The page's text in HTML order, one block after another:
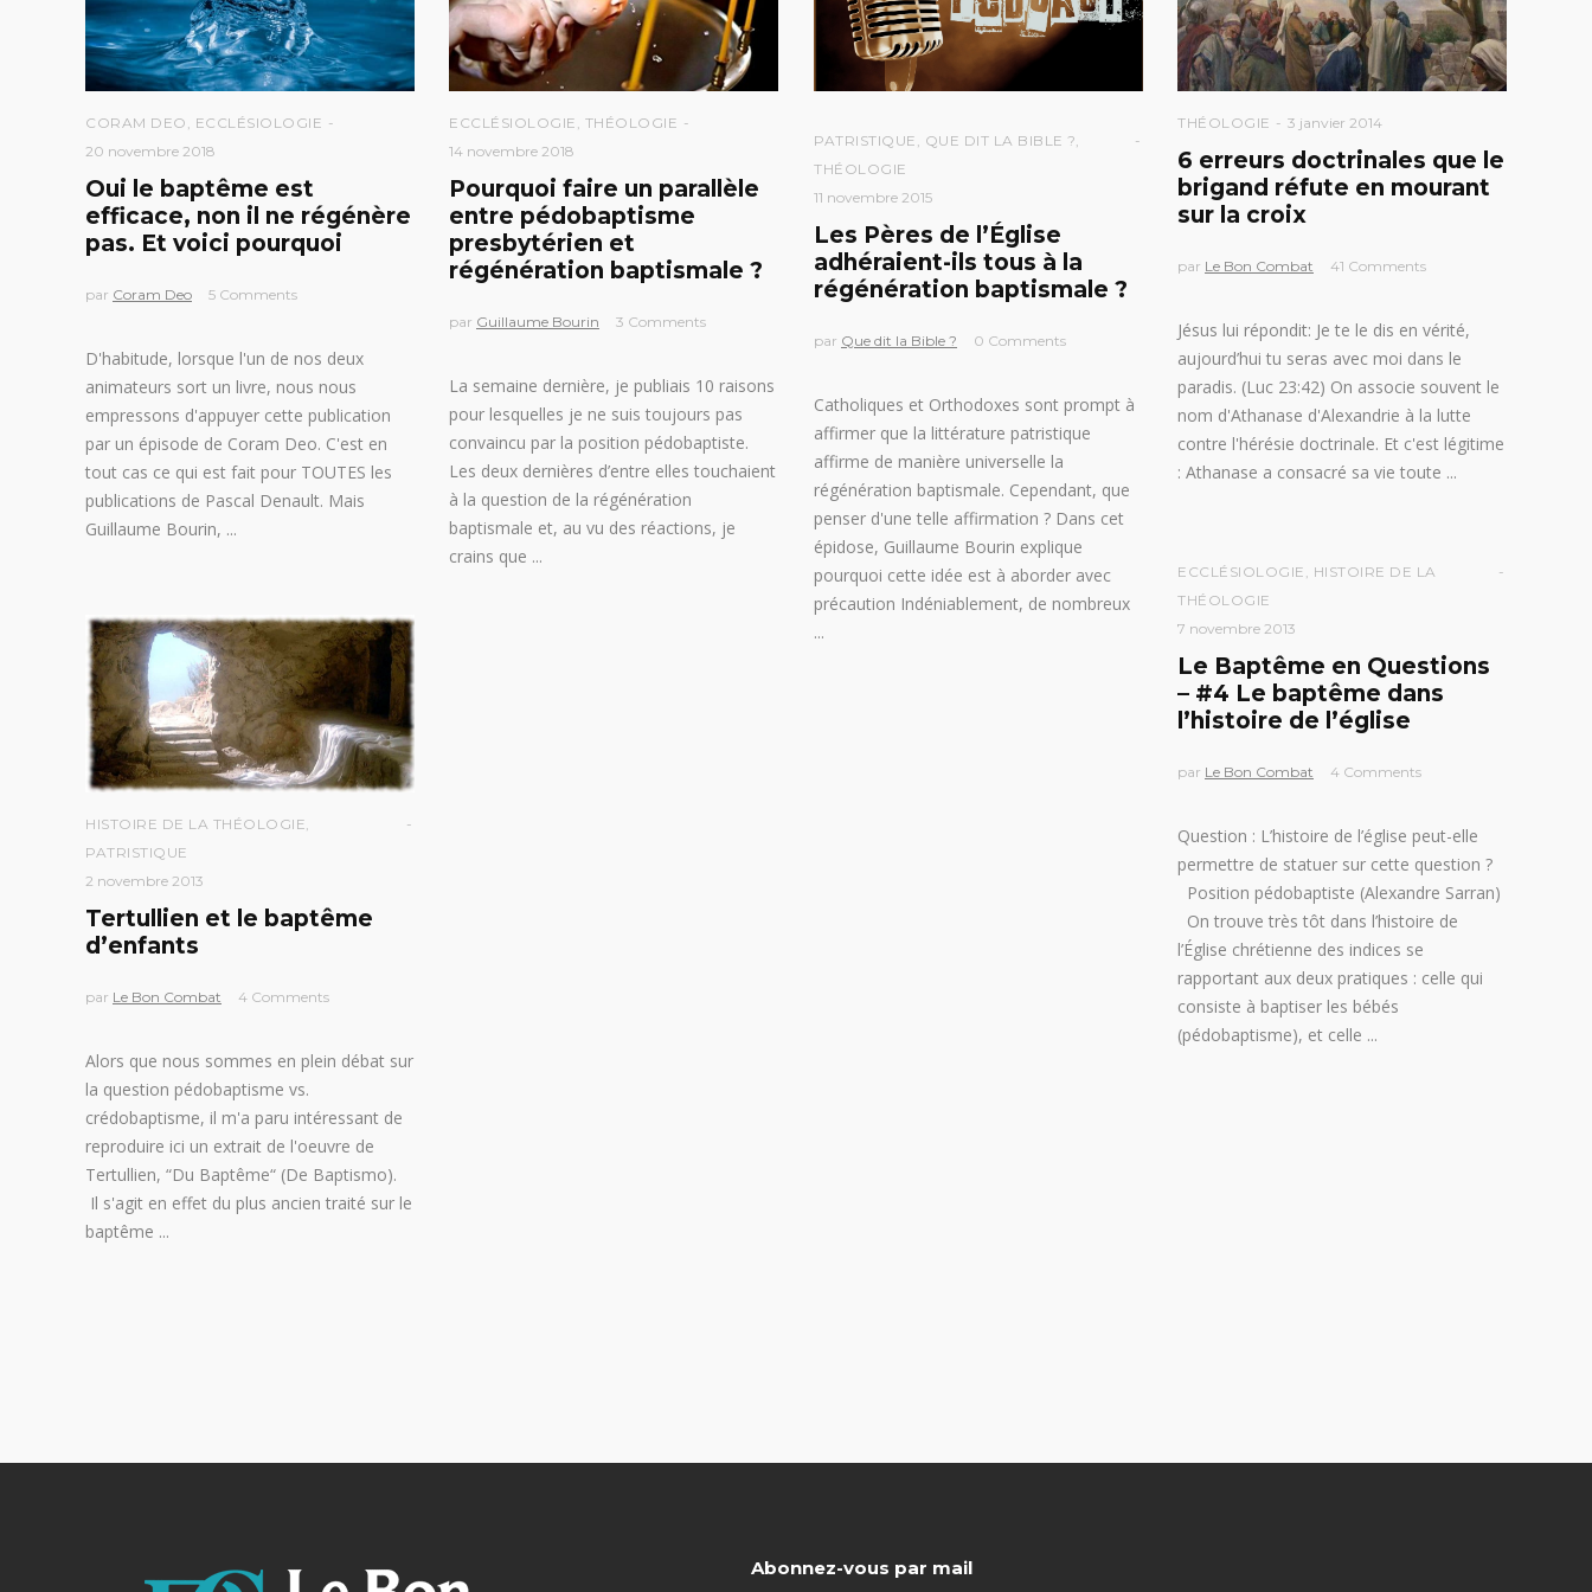
CORAM DEO , ECCLÉSIOLOGIE
20 novembre 2018
Oui le baptême est
efficace, non il ne régénère
pas. Et voici pourquoi
par Coram Deo 5 Comments
D'habitude, lorsque l'un de nos deux
animateurs sort un livre, nous nous
empressons d'appuyer cette publication
par un épisode de Coram Deo. C'est en
tout cas ce qui est fait pour TOUTES les
publications de Pascal Denault. Mais
Guillaume Bourin,
ECCLÉSIOLOGIE , THÉOLOGIE
14 novembre 2018
Pourquoi faire un parallèle
entre pédobaptisme
presbytérien et
régénération baptismale ?
par Guillaume Bourin 3 Comments
La semaine dernière, je publiais 10 raisons
pour lesquelles je ne suis toujours pas
convaincu par la position pédobaptiste.
Les deux dernières d’entre elles touchaient
à la question de la régénération
baptismale et, au vu des réactions, je
crains que
PATRISTIQUE , QUE DIT LA BIBLE ?,
THÉOLOGIE
11 novembre 2015
Les Pères de l’Église
adhéraient-ils tous à la
régénération baptismale ?
par Que dit la Bible ? 0 Comments
Catholiques et Orthodoxes sont prompt à
affirmer que la littérature patristique
affirme de manière universelle la
régénération baptismale. Cependant, que
penser d'une telle affirmation ? Dans cet
épidose, Guillaume Bourin explique
pourquoi cette idée est à aborder avec
précaution Indéniablement, de nombreux
THÉOLOGIE 3 janvier 2014
6 erreurs doctrinales que le
brigand réfute en mourant
sur la croix
par Le Bon Combat 41 Comments
Jésus lui répondit: Je te le dis en vérité,
aujourd’hui tu seras avec moi dans le
paradis. (Luc 23:42) On associe souvent le
nom d'Athanase d'Alexandrie à la lutte
contre l'hérésie doctrinale. Et c'est légitime
: Athanase a consacré sa vie toute
ECCLÉSIOLOGIE , HISTOIRE DE LA
THÉOLOGIE
7 novembre 2013
Le Baptême en Questions
– #4 Le baptême dans
l’histoire de l’église
par Le Bon Combat 4 Comments
Question : L’histoire de l’église peut-elle
permettre de statuer sur cette question ?
Position pédobaptiste (Alexandre Sarran)
On trouve très tôt dans l’histoire de
l’Église chrétienne des indices se
rapportant aux deux pratiques : celle qui
consiste à baptiser les bébés
(pédobaptisme), et celle
HISTOIRE DE LA THÉOLOGIE,
PATRISTIQUE
2 novembre 2013
Tertullien et le baptême
d’enfants
par Le Bon Combat 4 Comments
Alors que nous sommes en plein débat sur
la question pédobaptisme vs.
crédobaptisme, il m'a paru intéressant de
reproduire ici un extrait de l'oeuvre de
Tertullien, “Du Baptême“ (De Baptismo).
Il s'agit en effet du plus ancien traité sur le
baptême
Abonnez-vous par mail